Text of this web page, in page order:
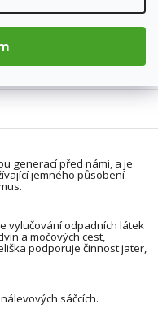
generací před námi, a je
jemného působení
vylučování odpadních látek
a močových cest,
podporuje činnost jater,
sáčcích.